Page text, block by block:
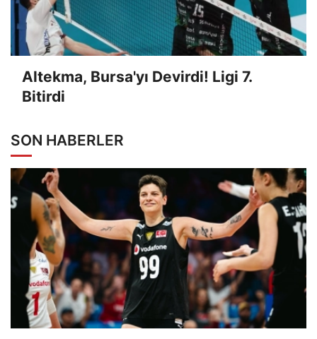
Altekma, Bursa'yı Devirdi! Ligi 7.
Bitirdi
SON HABERLER